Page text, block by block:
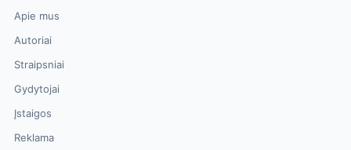
Apie mus
Autoriai
Straipsniai
Gydytojai
Įstaigos
Reklama